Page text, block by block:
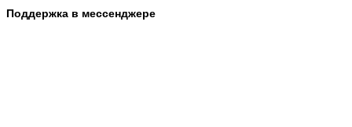
Поддержка в мессенджере